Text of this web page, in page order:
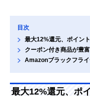
目次
最大12%還元、ポイン
クーポン付き商品が豊富
Amazonブラックフラ
最大12%還元、ポ